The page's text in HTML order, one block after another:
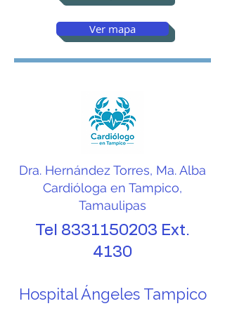
Ver mapa
Dra. Hernández Torres, Ma. Alba
Cardióloga en Tampico,
Tamaulipas
Tel 8331150203 Ext.
4130
Hospital Ángeles Tampico